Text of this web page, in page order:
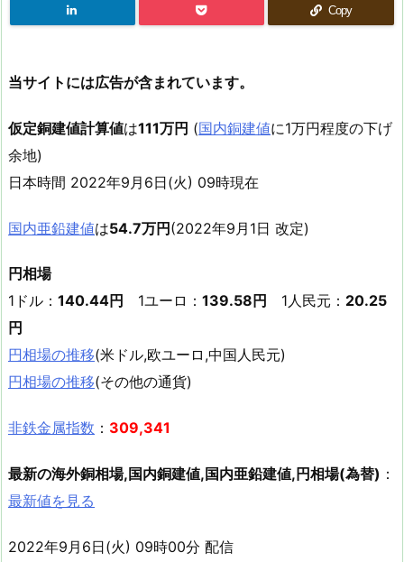
Copy
当サイトには広告が含まれています。
仮定銅建値計算値は111万円 (国内銅建値に1万円程度の下げ
余地)
日本時間 2022年9月6日(火) 09時現在
国内亜鉛建値は54.7万円(2022年9月1日 改定)
円相場
1ドル： 140.44円 1ユーロ： 139.58円 1人民元： 20.25
円
円相場の推移(米ドル,欧ユーロ,中国人民元)
円相場の推移(その他の通貨)
非鉄金属指数 ： 309,341
最新の海外銅相場,国内銅建値,国内亜鉛建値,円相場(為替) ：
最新値を見る
2022年9月6日(火) 09時00分 配信